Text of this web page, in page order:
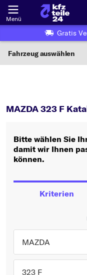
Menü
Gratis
Fahrzeug auswählen
Wo finde ich die?
Oder
Hersteller wählen
Typ wählen
MAZDA 323 F
Bitte wählen Sie
damit wir Ihnen
können.
Kriterien
MAZDA
323 F